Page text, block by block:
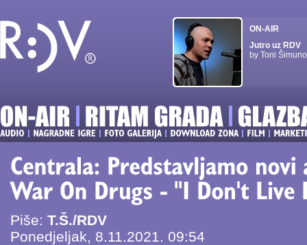
ON-AIR
Jutro uz RDV
by Toni
Piše: T.Š./RDV
Ponedjeljak, 8.11.2021. 09:54